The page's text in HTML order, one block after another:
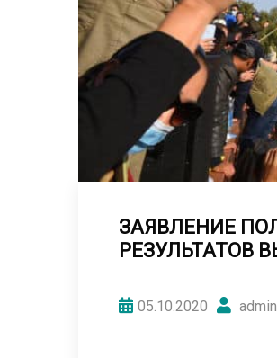
ЗАЯВЛЕНИЕ
РЕЗУЛЬТАТОВ
05.10.2020 admin